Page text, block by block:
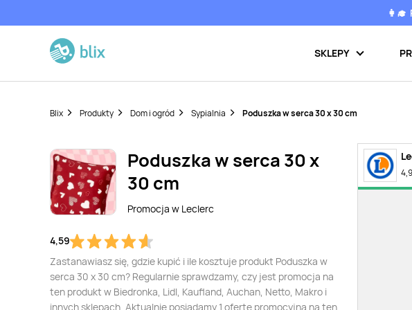
👩‍🎓
SKLEPY
Blix Produkty Dom i ogród Sypialnia Poduszka w serca 30 x 30 cm
Poduszka w serca 30 x
30 cm
Promocja w Leclerc
4,59
Zastanawiasz się, gdzie kupić i ile kosztuje produkt Poduszka w
serca 30 x 30 cm? Regularnie sprawdzamy, czy jest promocja na
ten produkt w Biedronka, Lidl, Kaufland, Auchan, Netto, Makro i
innych sklepach. Aktualnie posiadamy 1 ofertę promocyjną na ten